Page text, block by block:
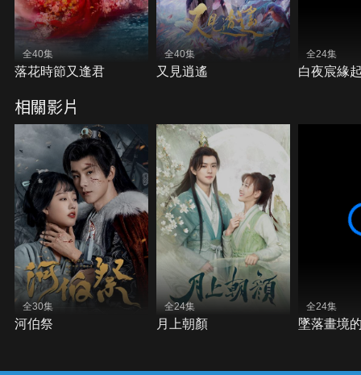
全40集
落花時節又逢君
全40集
又見逍遙
全24集
白夜宸緣
相關影片
全30集
河伯祭
全24集
月上朝顏
全24集
墜落畫境